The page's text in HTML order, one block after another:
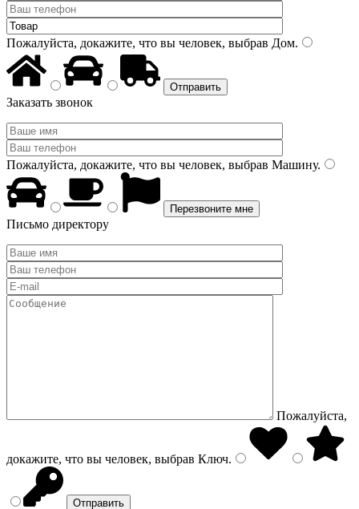
Пожалуйста, докажите, что вы человек, выбрав Дом.
Заказать звонок
Пожалуйста, докажите, что вы человек, выбрав Машину.
Письмо директору
Пожалуйста,
докажите, что вы человек, выбрав Ключ.